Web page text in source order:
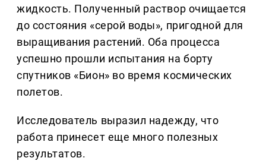
жидкость. Полученный раствор очищается
до состояния «серой воды», пригодной для
выращивания растений. Оба процесса
успешно прошли испытания на борту
спутников «Бион» во время космических
полетов.
Исследователь выразил надежду, что
работа принесет еще много полезных
результатов.